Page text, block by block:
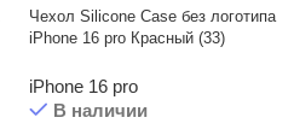
Чехол Silicone Case без логотипа
iPhone 16 pro Красный (33)
iPhone 16 pro
В наличии